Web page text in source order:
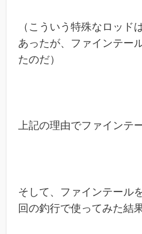
（こういう特殊なロッド
あったが、ファインテー
たのだ）
上記の理由でファインテ
そして、ファインテール
回の釣行で使ってみた結